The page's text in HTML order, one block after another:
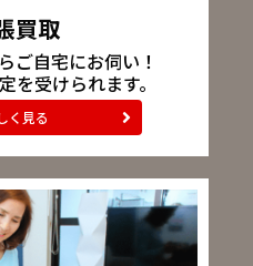
買取
ご自宅にお伺い！
を受けられます。
く見る